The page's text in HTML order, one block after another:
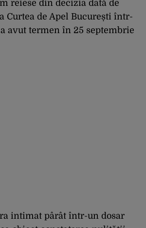
reiese din decizia dată de
Curtea de Apel București într-
avut termen în 25 septembrie
intimat pârât într-un dosar